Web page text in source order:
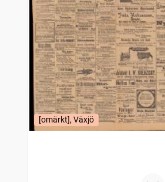
[omärkt], Växjö